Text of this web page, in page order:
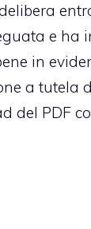
e ha
in
a tutela
del PDF